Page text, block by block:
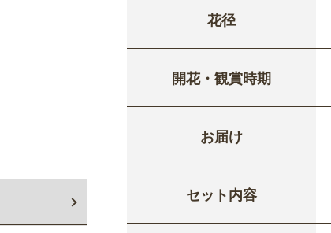
花径
開花・観賞時期
お届け
セット内容